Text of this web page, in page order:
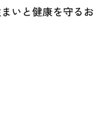
いと健康を守るお